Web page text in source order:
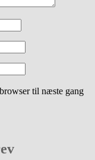
til næste gang